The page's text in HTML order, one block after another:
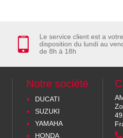
Le service client est a votre
disposition du lundi au
de 8h à 18h
Notre société
DUCATI
SUZUKI
YAMAHA
HONDA